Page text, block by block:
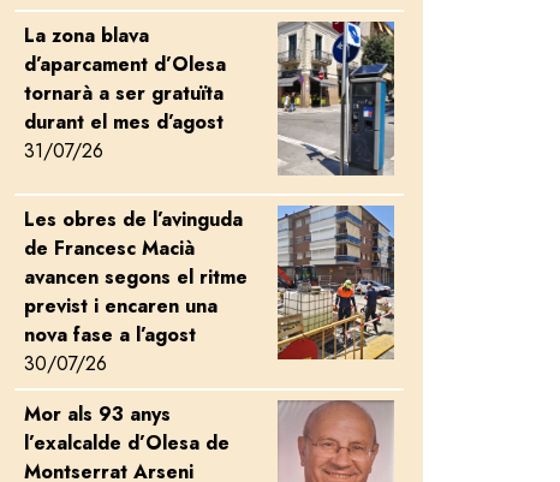
La zona blava
d’aparcament d’Olesa
tornarà a ser gratuïta
durant el mes d’agost
31/07/26
Image
Les obres de l’avinguda
de Francesc Macià
avancen segons el ritme
previst i encaren una
nova fase a l’agost
30/07/26
Image
Mor als 93 anys
l’exalcalde d’Olesa de
Montserrat Arseni
Image